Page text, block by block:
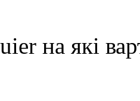
на які